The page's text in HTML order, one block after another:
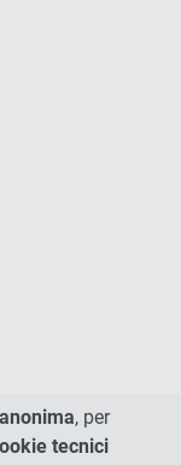
, per
tecnici